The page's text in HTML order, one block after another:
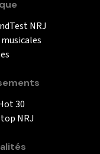
NRJ
30
NRJ